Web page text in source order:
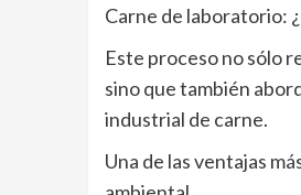
Carne de laboratorio:
Este proceso no sólo
sino que también
industrial de carne.
Una de las ventajas